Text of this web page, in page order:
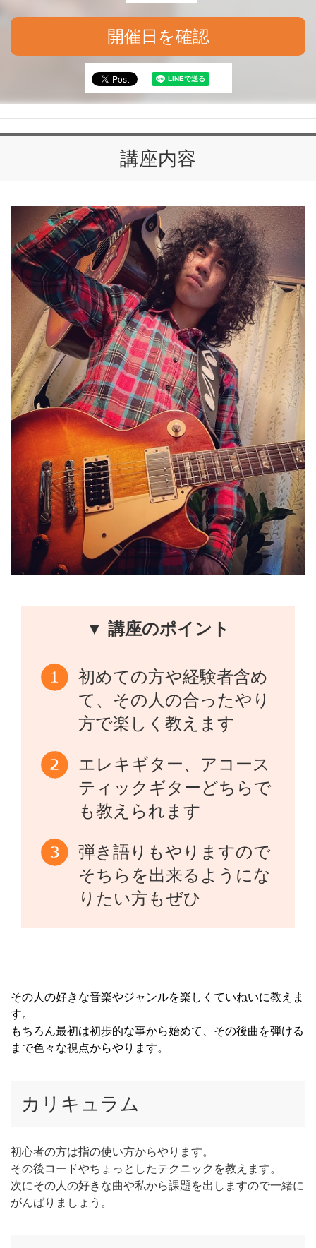
開催日を確認
講座内容
▼ 講座のポイント
初めての方や経験者含め
て、その人の合ったやり
方で楽しく教えます
エレキギター、アコース
ティックギターどちらで
も教えられます
弾き語りもやりますので
そちらを出来るようにな
りたい方もぜひ
その人の好きな音楽やジャンルを楽しくていねいに教えま
す。
もちろん最初は初歩的な事から始めて、その後曲を弾ける
まで色々な視点からやります。
カリキュラム
初心者の方は指の使い方からやります。
その後コードやちょっとしたテクニックを教えます。
次にその人の好きな曲や私から課題を出しますので一緒に
がんばりましょう。